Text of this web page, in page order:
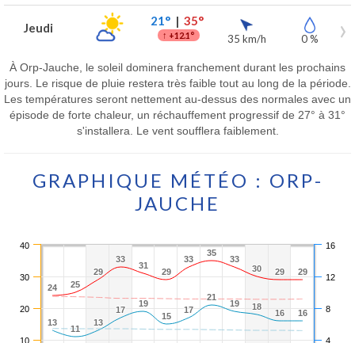
Jeudi 21°| 35°
↑ +12.1° 35 km/h 0 %
À Orp-Jauche, le soleil dominera franchement durant les prochains
jours. Le risque de pluie restera très faible tout au long de la période.
Les températures seront nettement au-dessus des normales avec un
épisode de forte chaleur, un réchauffement progressif de 27° à 31°
s'installera. Le vent soufflera faiblement.
GRAPHIQUE MÉTÉO : ORP-
JAUCHE
24
24 25
25
29
29
33
33
31
31
29
29
33
33
35
35
33
33
30
30 29
29 29
29
13
13
11
11
13
13
17
17
19
19
15
15
17
17
21
21
19
19 18
18
16
16 16
16
10
20
30
40
4
8
12
16